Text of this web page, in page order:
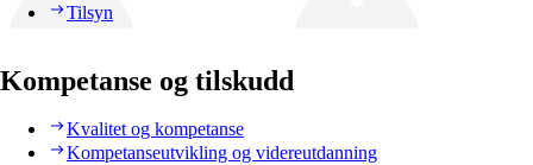
Tilsyn
Kompetanse og tilskudd
Kvalitet og kompetanse
Kompetanseutvikling og videreutdanning